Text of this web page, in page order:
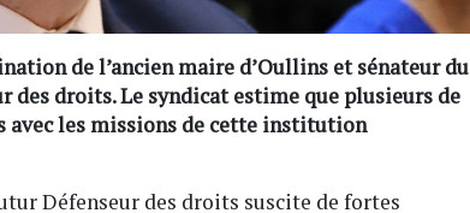
de l’ancien maire d’Oullins et sénateur du
des droits. Le syndicat estime que plusieurs de
avec les missions de cette institution
Défenseur des droits suscite de fortes